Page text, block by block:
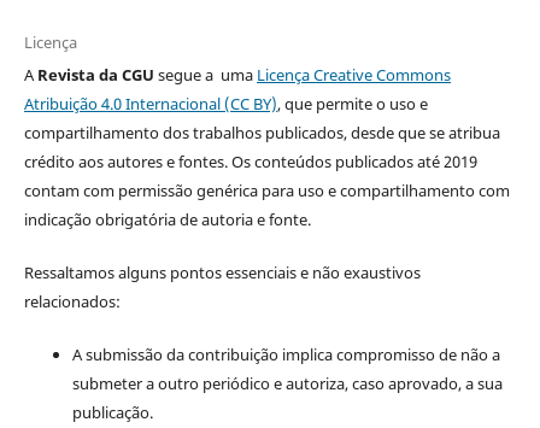
Licença
A Revista da CGU segue a uma Licença Creative Commons
Atribuição 4.0 Internacional (CC BY), que permite o uso e
compartilhamento dos trabalhos publicados, desde que se atribua
crédito aos autores e fontes. Os conteúdos publicados até 2019
contam com permissão genérica para uso e compartilhamento com
indicação obrigatória de autoria e fonte.
Ressaltamos alguns pontos essenciais e não exaustivos
relacionados:
A submissão da contribuição implica compromisso de não a
submeter a outro periódico e autoriza, caso aprovado, a sua
publicação.